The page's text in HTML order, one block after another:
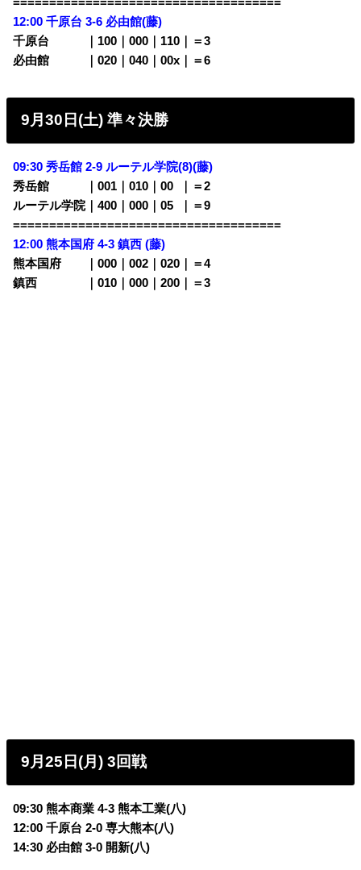
12:00 千原台 3-6 必由館(藤)
千原台 ｜100｜000｜110｜＝3
必由館 ｜020｜040｜00x｜＝6
9月30日(土) 準々決勝
09:30 秀岳館 2-9 ルーテル学院(8)(藤)
秀岳館 ｜001｜010｜00
｜＝2
ルーテル学院｜400｜000｜05
｜＝9
=====================================
12:00 熊本国府 4-3 鎮西 (藤)
熊本国府 ｜000｜002｜020｜＝4
鎮西 ｜010｜000｜200｜＝3
9月25日(月) 3回戦
09:30 熊本商業 4-3熊本工業(八)
12:00 千原台 2-0専大熊本(八)
14:30 必由館 3-0 開新(八)